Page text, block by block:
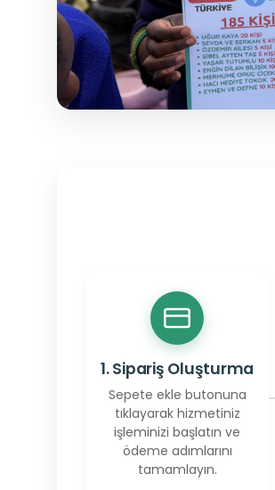
1. Sipariş Oluşturma
Sepete ekle butonuna
tıklayarak hizmetiniz
işleminizi başlatın ve
ödeme adımlarını
tamamlayın.